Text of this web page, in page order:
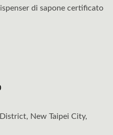
di sapone certificato
New Taipei City,